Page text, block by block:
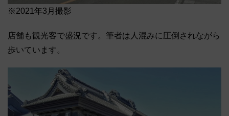
※2021年3月撮影
店舗も観光客で盛況です。筆者は人混みに圧倒されながら
歩いています。